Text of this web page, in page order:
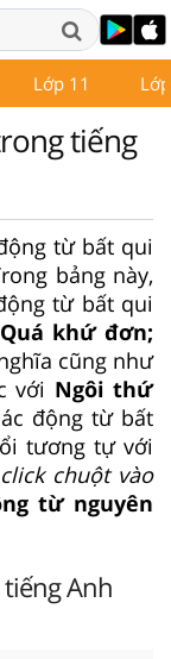
Lớp 11
tiếng
từ bất qui
bảng này,
từ bất qui
khứ đơn;
cũng như
với Ngôi thứ
động từ bất
tương tự với
click chuột vào
từ nguyên
Anh